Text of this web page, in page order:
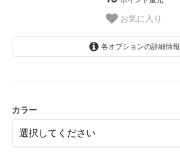
お気に入り
各オプションの詳細情報
カラー